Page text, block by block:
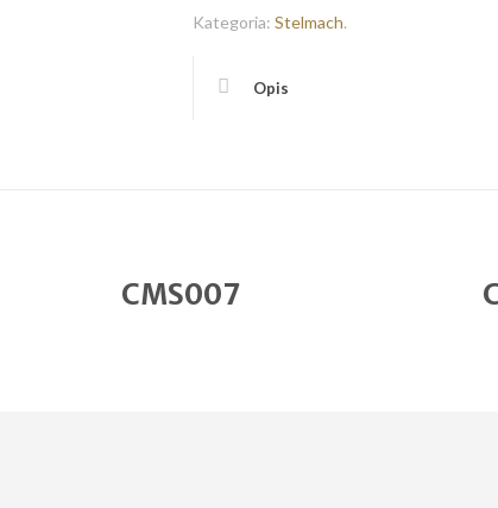
Kategoria: Stelmach.
Opis
CMS007